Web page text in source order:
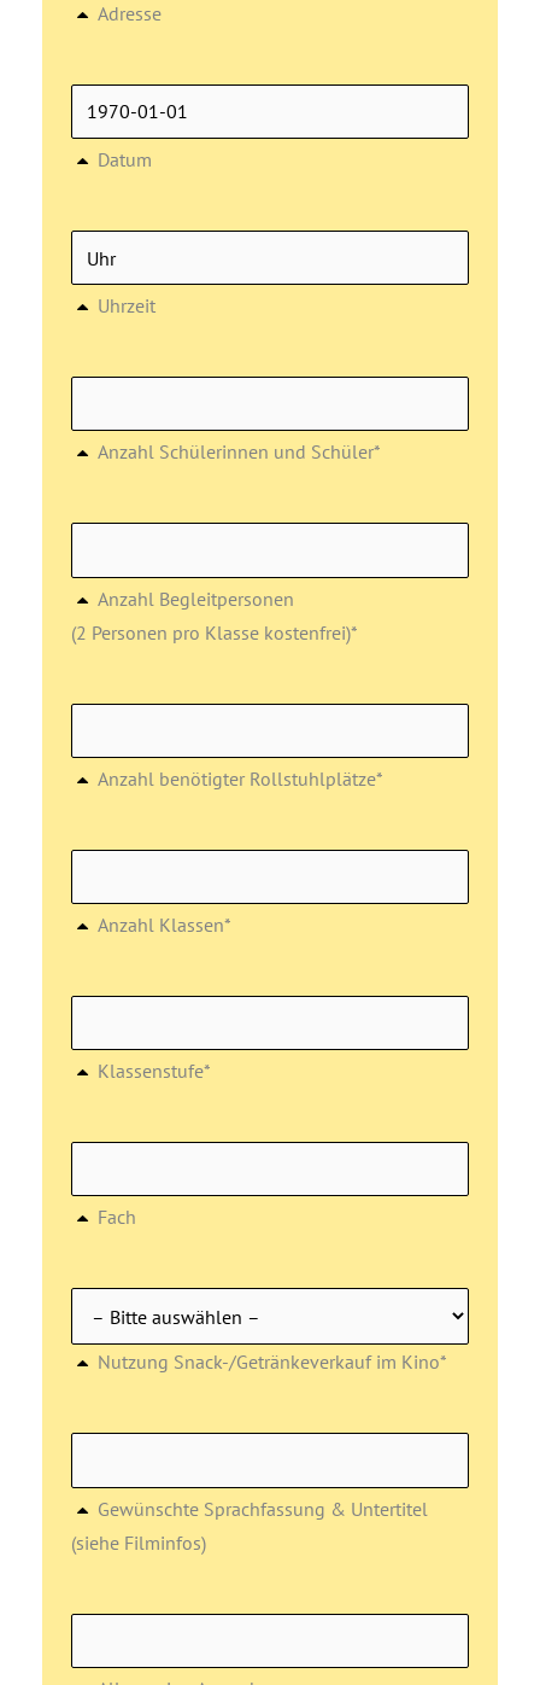
Adresse
Datum
Uhrzeit
Anzahl Schülerinnen und Schüler*
Anzahl Begleitpersonen
(2 Personen pro Klasse kostenfrei)*
Anzahl benötigter Rollstuhlplätze*
Anzahl Klassen*
Klassenstufe*
Fach
Nutzung Snack-/Getränkeverkauf im Kino*
Gewünschte Sprachfassung & Untertitel
(siehe Filminfos)